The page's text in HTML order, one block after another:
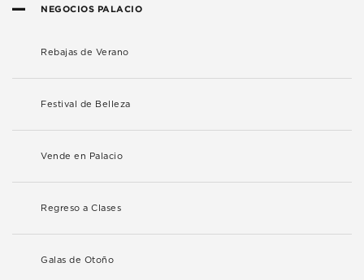
NEGOCIOS PALACIO
Rebajas de Verano
Festival de Belleza
Vende en Palacio
Regreso a Clases
Galas de Otoño